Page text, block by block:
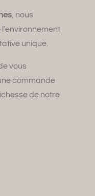
, nous
unique.
vous
commande
de notre